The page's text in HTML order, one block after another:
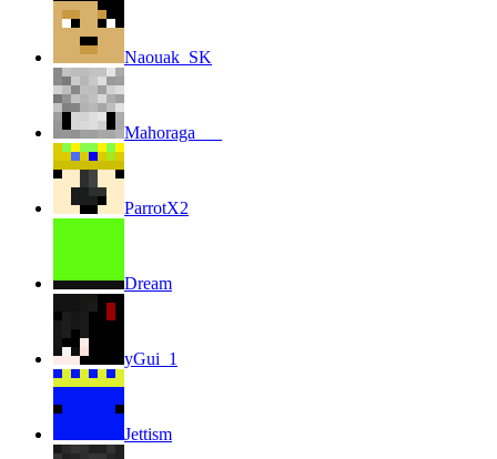
Naouak_SK
Mahoraga___
ParrotX2
Dream
yGui_1
Jettism